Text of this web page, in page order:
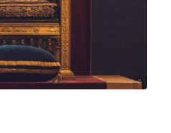
William Krause / unsplash.com